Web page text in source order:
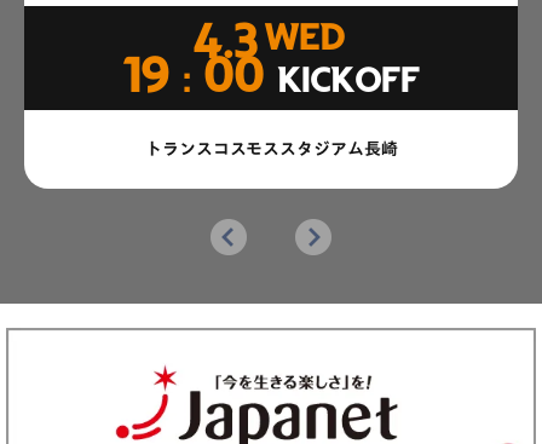
4.3 WED
19：00 KICKOFF
トランスコスモススタジアム長崎